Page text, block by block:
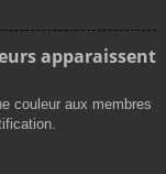
apparaissent
couleur aux membres